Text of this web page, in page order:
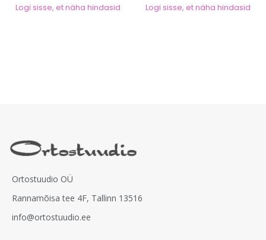
Logi sisse, et näha hindasid Logi sisse, et näha hindasid
Ortostuudio OÜ
Rannamõisa tee 4F, Tallinn 13516
info@ortostuudio.ee